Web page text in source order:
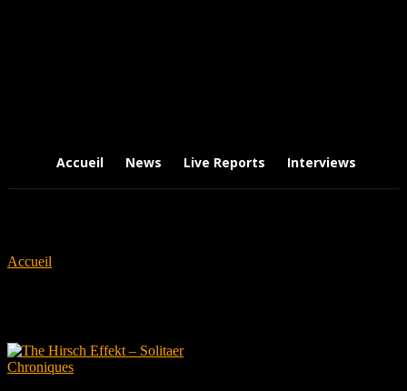
Accueil News Live Reports Interviews
Accueil
Chroniques